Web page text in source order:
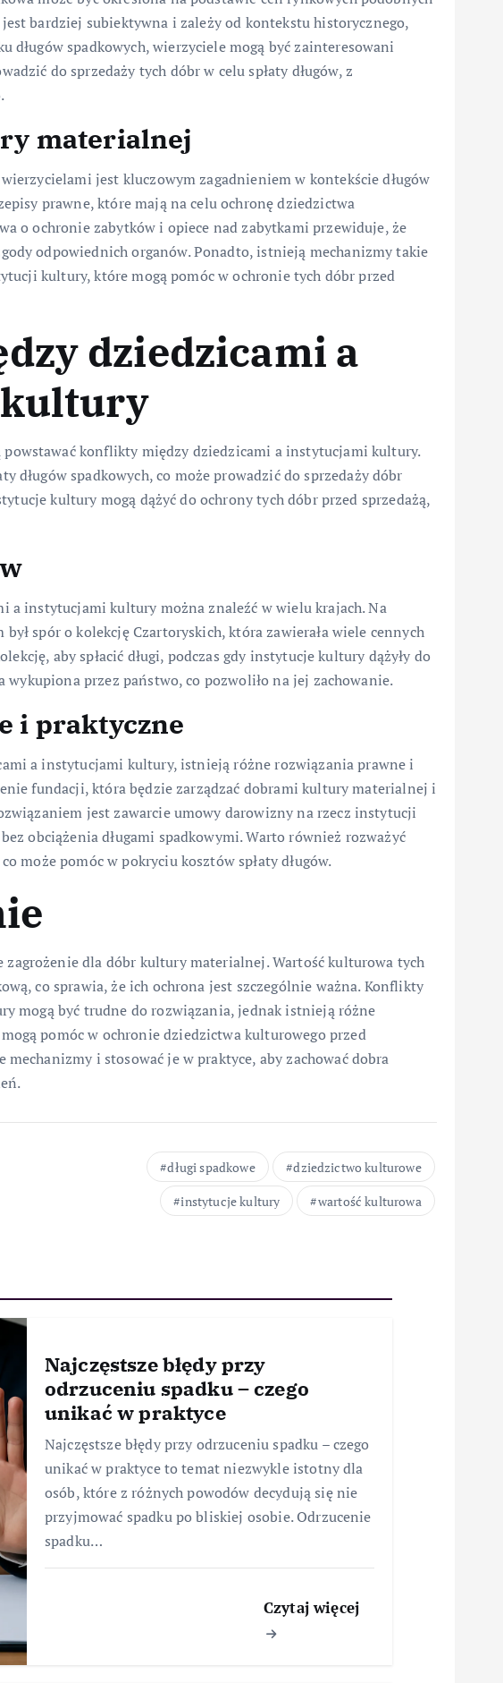
bardziej subiektywna i zależy od kontekstu historycznego,
długów spadkowych, wierzyciele mogą być zainteresowani
do sprzedaży tych dóbr w celu spłaty długów, z
materialnej
jest kluczowym zagadnieniem w kontekście długów
prawne, które mają na celu ochronę dziedzictwa
o ochronie zabytków i opiece nad zabytkami przewiduje, że
odpowiednich organów. Ponadto, istnieją mechanizmy takie
kultury, które mogą pomóc w ochronie tych dóbr przed
dziedzicami a
powstawać konflikty między dziedzicami a instytucjami kultury.
długów spadkowych, co może prowadzić do sprzedaży dóbr
kultury mogą dążyć do ochrony tych dóbr przed sprzedażą,
a instytucjami kultury można znaleźć w wielu krajach. Na
był spór o kolekcję Czartoryskich, która zawierała wiele cennych
aby spłacić długi, podczas gdy instytucje kultury dążyły do
wykupiona przez państwo, co pozwoliło na jej zachowanie.
i praktyczne
a instytucjami kultury, istnieją różne rozwiązania prawne i
fundacji, która będzie zarządzać dobrami kultury materialnej i
jest zawarcie umowy darowizny na rzecz instytucji
obciążenia długami spadkowymi. Warto również rozważyć
może pomóc w pokryciu kosztów spłaty długów.
zagrożenie dla dóbr kultury materialnej. Wartość kulturowa tych
co sprawia, że ich ochrona jest szczególnie ważna. Konflikty
mogą być trudne do rozwiązania, jednak istnieją różne
pomóc w ochronie dziedzictwa kulturowego przed
i stosować je w praktyce, aby zachować dobra
długi spadkowe
dziedzictwo kulturowe
instytucje kultury
wartość kulturowa
Najczęstsze błędy przy
odrzuceniu spadku – czego
unikać w praktyce
Najczęstsze błędy przy odrzuceniu spadku – czego
unikać w praktyce to temat niezwykle istotny dla
osób, które z różnych powodów decydują się nie
przyjmować spadku po bliskiej osobie. Odrzucenie
spadku…
Czytaj więcej